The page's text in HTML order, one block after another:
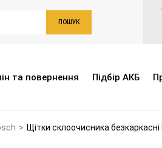
ПОШУК
та повернення Підбір АКБ
> Щітки склоочисника